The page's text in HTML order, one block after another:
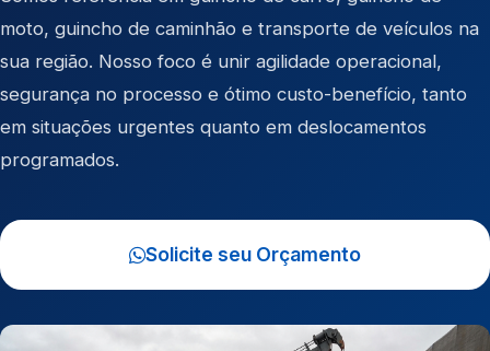
moto, guincho de caminhão e transporte de veículos na
sua região. Nosso foco é unir agilidade operacional,
segurança no processo e ótimo custo-benefício, tanto
em situações urgentes quanto em deslocamentos
programados.
Solicite seu Orçamento